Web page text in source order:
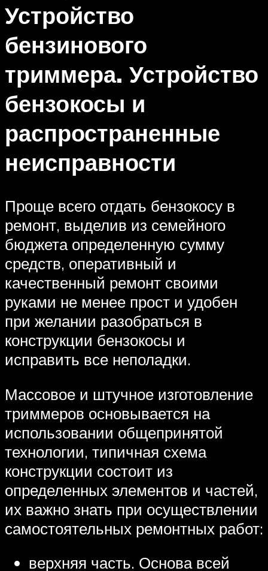
Устройство
бензинового
триммера. Устройство
бензокосы и
распространенные
неисправности
Проще всего отдать бензокосу в
ремонт, выделив из семейного
бюджета определенную сумму
средств, оперативный и
качественный ремонт своими
руками не менее прост и удобен
при желании разобраться в
конструкции бензокосы и
исправить все неполадки.
Массовое и штучное изготовление
триммеров основывается на
использовании общепринятой
технологии, типичная схема
конструкции состоит из
определенных элементов и частей,
их важно знать при осуществлении
самостоятельных ремонтных работ:
верхняя часть. Основа всей